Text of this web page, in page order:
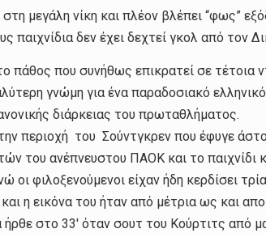
μεγάλη νίκη και πλέον βλέπει “φως”
δεν έχει δεχτεί γκολ από τον
πάθος που συνήθως επικρατεί σε τέτοια
γνώμη για ένα παραδοσιακό
διάρκειας του πρωταθλήματος.
περιοχή του Σούντγκρεν που έφυγε
του ανέπνευστου ΠΑΟΚ και το παιχνίδι
φιλοξενούμενοι είχαν ήδη κερδίσει
η εικόνα του ήταν από μέτρια ως και
στο 33′ όταν σουτ του Κούρτιτς